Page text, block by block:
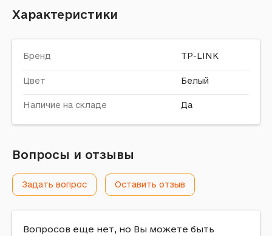
Характеристики
Бренд TP-LINK
Цвет Белый
Наличие на складе Да
Вопросы и отзывы
Задать вопрос Оставить отзыв
Вопросов еще нет, но Вы можете быть